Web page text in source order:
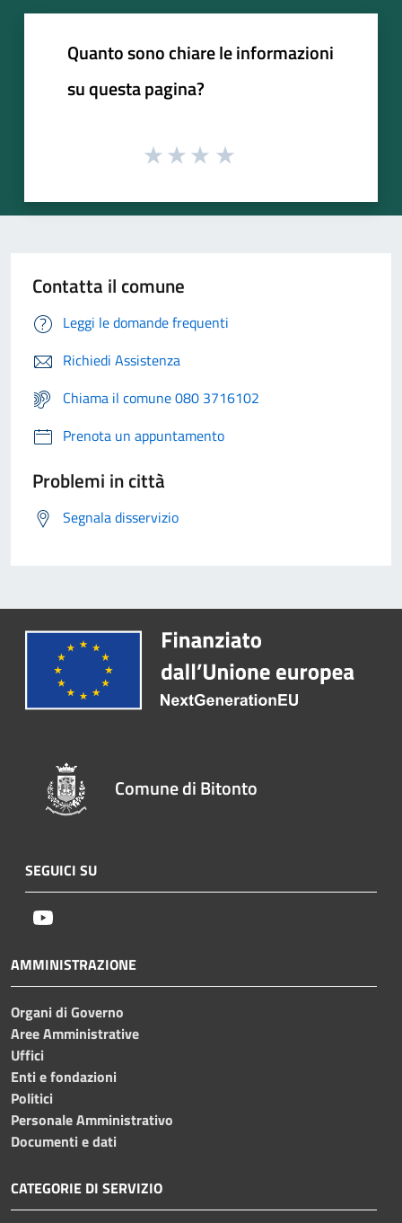
Quanto sono chiare le informazioni
su questa pagina?
Contatta il comune
Leggi le domande frequenti
Richiedi Assistenza
Chiama il comune 080 3716102
Prenota un appuntamento
Problemi in città
Segnala disservizio
Comune di Bitonto
SEGUICI SU
AMMINISTRAZIONE
Organi di Governo
Aree Amministrative
Uffici
Enti e fondazioni
Politici
Personale Amministrativo
Documenti e dati
CATEGORIE DI SERVIZIO